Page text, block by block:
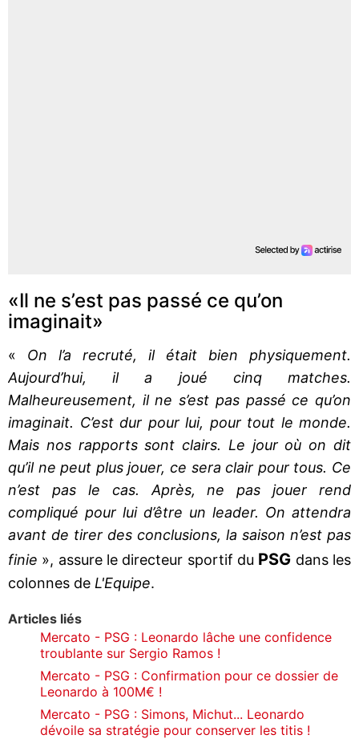
«Il ne s’est pas passé ce qu’on
imaginait»
« On l’a recruté, il était bien physiquement.
Aujourd’hui, il a joué cinq matches.
Malheureusement, il ne s’est pas passé ce qu’on
imaginait. C’est dur pour lui, pour tout le monde.
Mais nos rapports sont clairs. Le jour où on dit
qu’il ne peut plus jouer, ce sera clair pour tous. Ce
n’est pas le cas. Après, ne pas jouer rend
compliqué pour lui d’être un leader. On attendra
avant de tirer des conclusions, la saison n’est pas
finie », assure le directeur sportif du PSG dans les
colonnes de L'Equipe.
Articles liés
Mercato - PSG : Leonardo lâche une confidence
troublante sur Sergio Ramos !
Mercato - PSG : Confirmation pour ce dossier de
Leonardo à 100M€ !
Mercato - PSG : Simons, Michut... Leonardo
dévoile sa stratégie pour conserver les titis !